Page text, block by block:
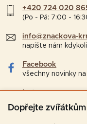
Dopřejte
+420 724 020
(Po - Pá: 7:00 -
info@znackova-
napište nám
Facebook
všechny novinky
Instagram
tipy a zajímavosti